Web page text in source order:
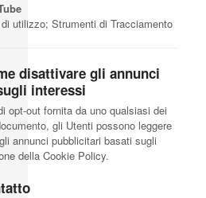
utilizzo; Strumenti di Tracciamento
disattivare gli annunci
interessi
opt-out fornita da uno qualsiasi dei
gli Utenti possono leggere
annunci pubblicitari basati sugli
della Cookie Policy.